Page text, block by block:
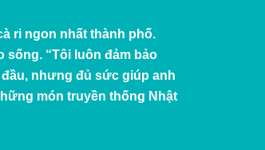
ri ngon nhất thành phố.
sống. “Tôi luôn đảm bảo
nhưng đủ sức giúp anh
món truyền thống Nhật